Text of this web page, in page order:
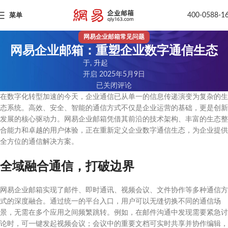
菜单 400-0588-
网易企业邮箱常见问题
网易企业邮箱：重塑企业数字通信生态
于, 升起
开启 2025年5月9日
已关闭评论
在数字化转型加速的今天，企业通信已从单一的信息传递演变为复杂的生
态系统。高效、安全、智能的通信方式不仅是企业运营的基础，更是创新
发展的核心驱动力。网易企业邮箱凭借其前沿的技术架构、丰富的生态整
合能力和卓越的用户体验，正在重新定义企业数字通信生态，为企业提供
全方位的通信解决方案。
全域融合通信，打破边界
网易企业邮箱实现了邮件、即时通讯、视频会议、文件协作等多种通信方
式的深度融合。通过统一的平台入口，用户可以无缝切换不同的通信场
景，无需在多个应用之间频繁跳转。例如，在邮件沟通中发现需要紧急讨
论时，可一键发起视频会议；会议中的重要文档可实时共享并协作编辑，